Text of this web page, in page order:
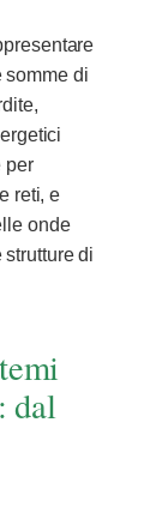
somme di
per
reti, e
onde
di
dal